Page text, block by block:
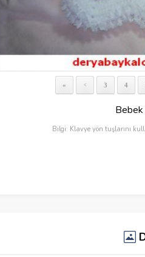
« < 3 4
Bilgi: Klavye yön tuşlarını